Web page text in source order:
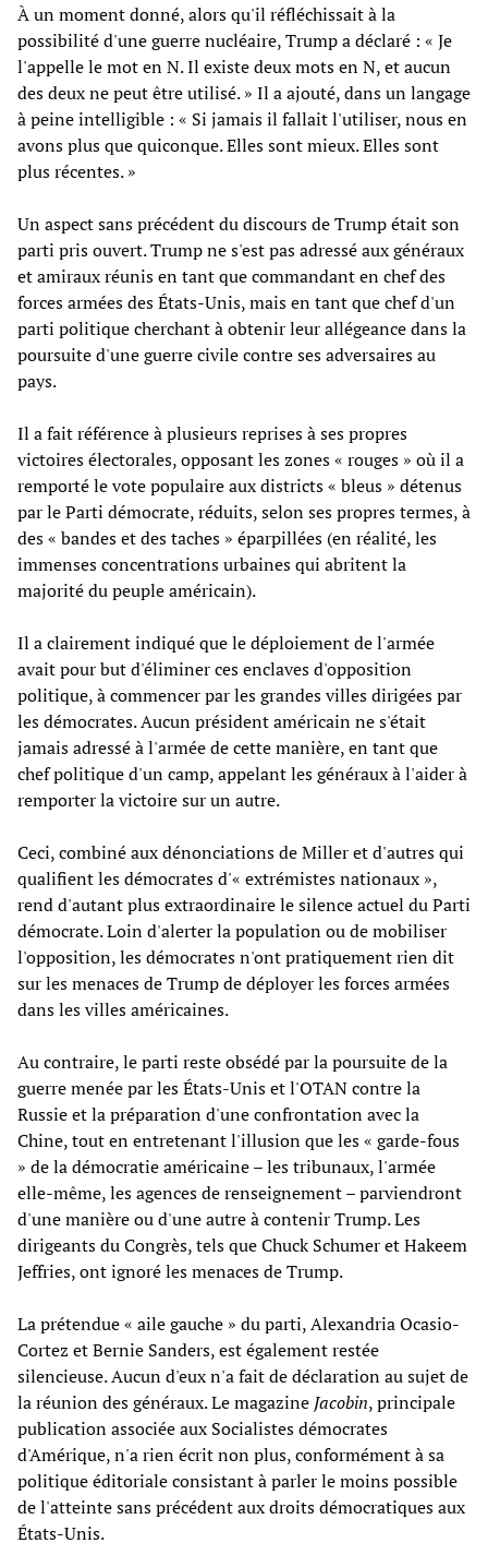
À un moment donné, alors qu'il réfléchissait à la
possibilité d'une guerre nucléaire, Trump a déclaré : « Je
l'appelle le mot en N. Il existe deux mots en N, et aucun
des deux ne peut être utilisé. » Il a ajouté, dans un langage
à peine intelligible : « Si jamais il fallait l'utiliser, nous en
avons plus que quiconque. Elles sont mieux. Elles sont
plus récentes. »
Un aspect sans précédent du discours de Trump était son
parti pris ouvert. Trump ne s'est pas adressé aux généraux
et amiraux réunis en tant que commandant en chef des
forces armées des États-Unis, mais en tant que chef d'un
parti politique cherchant à obtenir leur allégeance dans la
poursuite d'une guerre civile contre ses adversaires au
pays.
Il a fait référence à plusieurs reprises à ses propres
victoires électorales, opposant les zones « rouges » où il a
remporté le vote populaire aux districts « bleus » détenus
par le Parti démocrate, réduits, selon ses propres termes, à
des « bandes et des taches » éparpillées (en réalité, les
immenses concentrations urbaines qui abritent la
majorité du peuple américain).
Il a clairement indiqué que le déploiement de l'armée
avait pour but d'éliminer ces enclaves d'opposition
politique, à commencer par les grandes villes dirigées par
les démocrates. Aucun président américain ne s'était
jamais adressé à l'armée de cette manière, en tant que
chef politique d'un camp, appelant les généraux à l'aider à
remporter la victoire sur un autre.
Ceci, combiné aux dénonciations de Miller et d'autres qui
qualifient les démocrates d'« extrémistes nationaux »,
rend d'autant plus extraordinaire le silence actuel du Parti
démocrate. Loin d'alerter la population ou de mobiliser
l'opposition, les démocrates n'ont pratiquement rien dit
sur les menaces de Trump de déployer les forces armées
dans les villes américaines.
Au contraire, le parti reste obsédé par la poursuite de la
guerre menée par les États-Unis et l'OTAN contre la
Russie et la préparation d'une confrontation avec la
Chine, tout en entretenant l'illusion que les « garde-fous
» de la démocratie américaine – les tribunaux, l'armée
elle-même, les agences de renseignement – parviendront
d'une manière ou d'une autre à contenir Trump. Les
dirigeants du Congrès, tels que Chuck Schumer et Hakeem
Jeffries, ont ignoré les menaces de Trump.
La prétendue « aile gauche » du parti, Alexandria Ocasio-
Cortez et Bernie Sanders, est également restée
silencieuse. Aucun d'eux n'a fait de déclaration au sujet de
la réunion des généraux. Le magazine Jacobin, principale
publication associée aux Socialistes démocrates
d'Amérique, n'a rien écrit non plus, conformément à sa
politique éditoriale consistant à parler le moins possible
de l'atteinte sans précédent aux droits démocratiques aux
États-Unis.